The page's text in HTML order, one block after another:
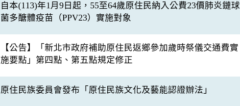
自本(113)年1月9日起，55至64歲原住民納入公費23價肺炎鏈球
菌多醣體疫苗（PPV23）實施對象
【公告】「新北市政府補助原住民返鄉參加歲時祭儀交通費實
施要點」第四點、第五點規定修正
原住民族委員會發布「原住民族文化及藝能認證辦法」